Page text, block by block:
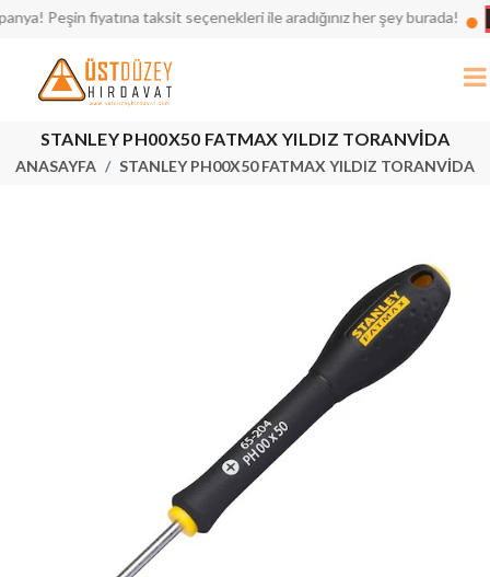
Peşin fiyatına taksit seçenekleri ile aradığınız her şey burada!
STANLEY PH00X50 FATMAX YILDIZ TORANVİDA
ANASAYFA STANLEY PH00X50 FATMAX YILDIZ TORANVİDA